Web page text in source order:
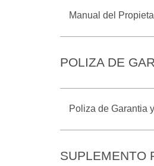
Manual del
POLIZA DE
Poliza de Garantia
SUPLEMENTO